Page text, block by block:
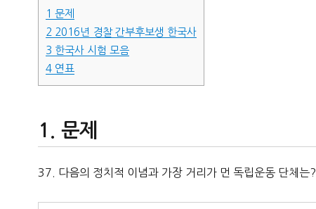
1 문제
2 2016년 경찰 간부후보생 한국사
3 한국사 시험 모음
4 연표
문제
37. 다음의 정치적 이념과 가장 거리가 먼 독립운동 단체는?